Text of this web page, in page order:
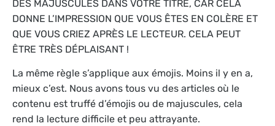
DES MAJUSCULES DANS VOTRE TITRE, CAR CELA
DONNE L’IMPRESSION QUE VOUS ÊTES EN COLÈRE ET
QUE VOUS CRIEZ APRÈS LE LECTEUR. CELA PEUT
ÊTRE TRÈS DÉPLAISANT !
La même règle s’applique aux émojis. Moins il y en a,
mieux c’est. Nous avons tous vu des articles où le
contenu est truffé d’émojis ou de majuscules, cela
rend la lecture difficile et peu attrayante.